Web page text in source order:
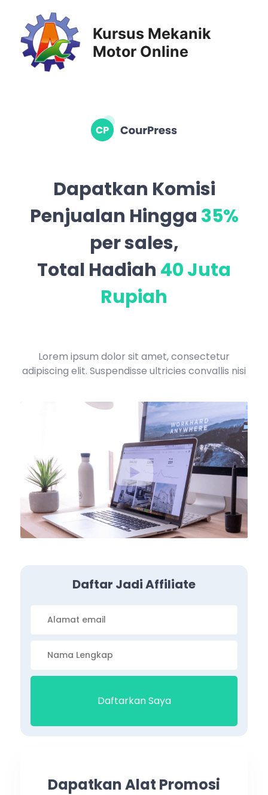
Kursus Mekanik
Motor Online
Dapatkan Komisi
Penjualan Hingga 35%
per sales,
Total Hadiah 40 Juta
Rupiah
Lorem ipsum dolor sit amet, consectetur
adipiscing elit. Suspendisse ultricies convallis nisi
Daftar Jadi Affiliate
Dapatkan Alat Promosi